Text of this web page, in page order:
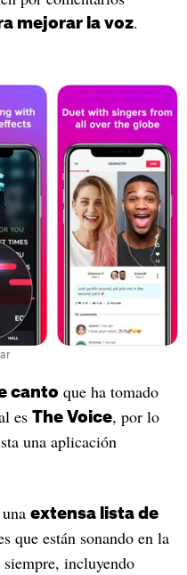
mejorar la voz.
canto que ha tomado
es The Voice, por lo
una aplicación
extensa lista de
que están sonando en la
incluyendo